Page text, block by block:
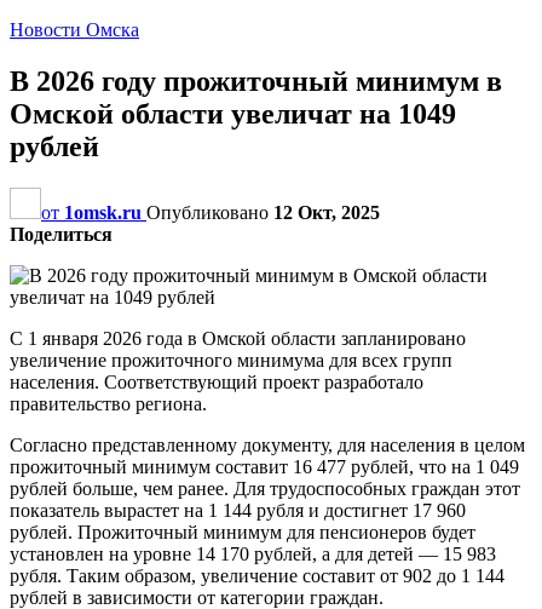
Новости Омска
В 2026 году прожиточный минимум в
Омской области увеличат на 1049
рублей
от 1omsk.ru Опубликовано 12 Окт, 2025
Поделиться
С 1 января 2026 года в Омской области запланировано
увеличение прожиточного минимума для всех групп
населения. Соответствующий проект разработало
правительство региона.
Согласно представленному документу, для населения в целом
прожиточный минимум составит 16 477 рублей, что на 1 049
рублей больше, чем ранее. Для трудоспособных граждан этот
показатель вырастет на 1 144 рубля и достигнет 17 960
рублей. Прожиточный минимум для пенсионеров будет
установлен на уровне 14 170 рублей, а для детей — 15 983
рубля. Таким образом, увеличение составит от 902 до 1 144
рублей в зависимости от категории граждан.